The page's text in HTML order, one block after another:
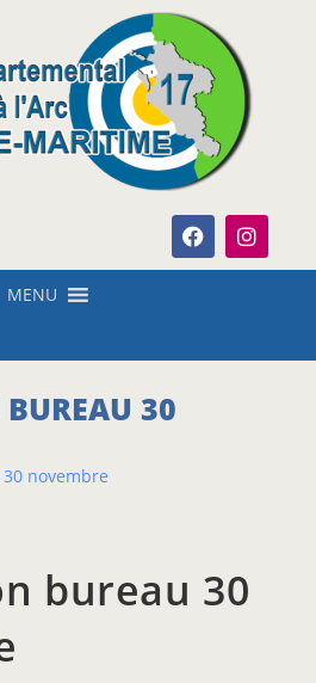
MENU
30
novembre
bureau 30